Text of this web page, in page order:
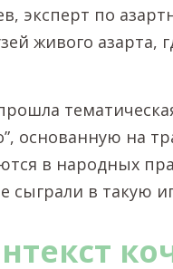
эксперт по
живого азарта,
основанную на
в народных
сыграли в такую